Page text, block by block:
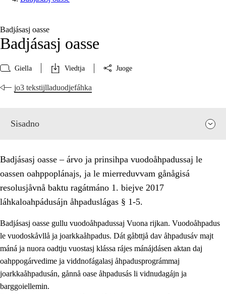
Badjásasj oasse
Badjásasj oasse
Giella Viedtja Juoge
jo3 tekstijlladuodjefáhka
Sisadno
Badjásasj oasse – árvo ja prinsihpa vuodoåhpadussaj le
oassen oahppoplánajs, ja le mierreduvvam gånågisá
resolusjåvnå baktu ragátmáno 1. biejve 2017
láhkaloahpádusájn åhpaduslágas § 1-5.
Badjásasj oasse gullu vuodoåhpadussaj Vuona rijkan. Vuodoåhpadus
le vuodoskåvllå ja joarkkaåhpadus. Dát gåbttjå dav åhpadusáv majt
máná ja nuora oadtju vuostasj klássa rájes mánájdásen aktan daj
oahppogárvedime ja viddnofágalasj åhpadusprográmmaj
joarkkaåhpadusán, gånnå oase åhpadusás li vidnudagájn ja
barggoiellemin.